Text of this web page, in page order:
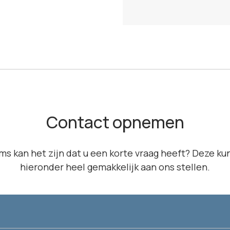
Contact opnemen
kan het zijn dat u een korte vraag heeft? Deze
hieronder heel gemakkelijk aan ons stellen.